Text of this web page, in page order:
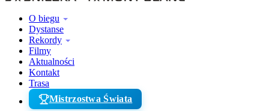
O biegu
Dystanse
Rekordy
Filmy
Aktualności
Kontakt
Trasa
Mistrzostwa Świata